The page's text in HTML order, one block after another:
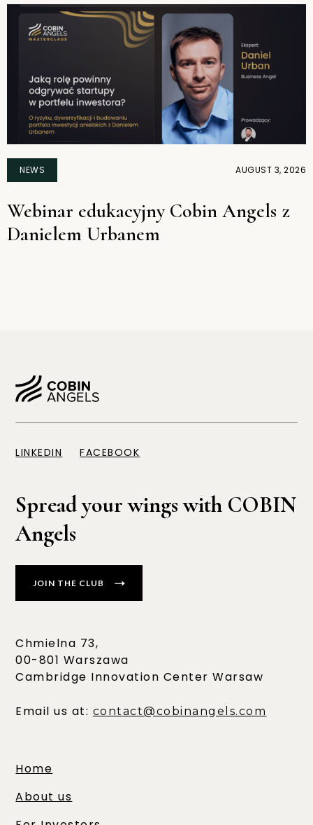
NEWS AUGUST 3, 2026
Webinar edukacyjny Cobin Angels z
Danielem Urbanem
LINKEDIN FACEBOOK
Spread your wings with COBIN
Angels
JOIN THE CLUB
Email us at: contact@cobinangels.com
Chmielna 73,
00-801 Warszawa
Cambridge Innovation Center Warsaw
Home
About us